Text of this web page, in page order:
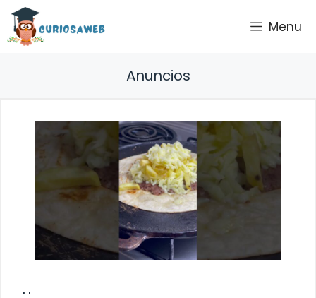
Saltar
contenido
Menu
Anuncios